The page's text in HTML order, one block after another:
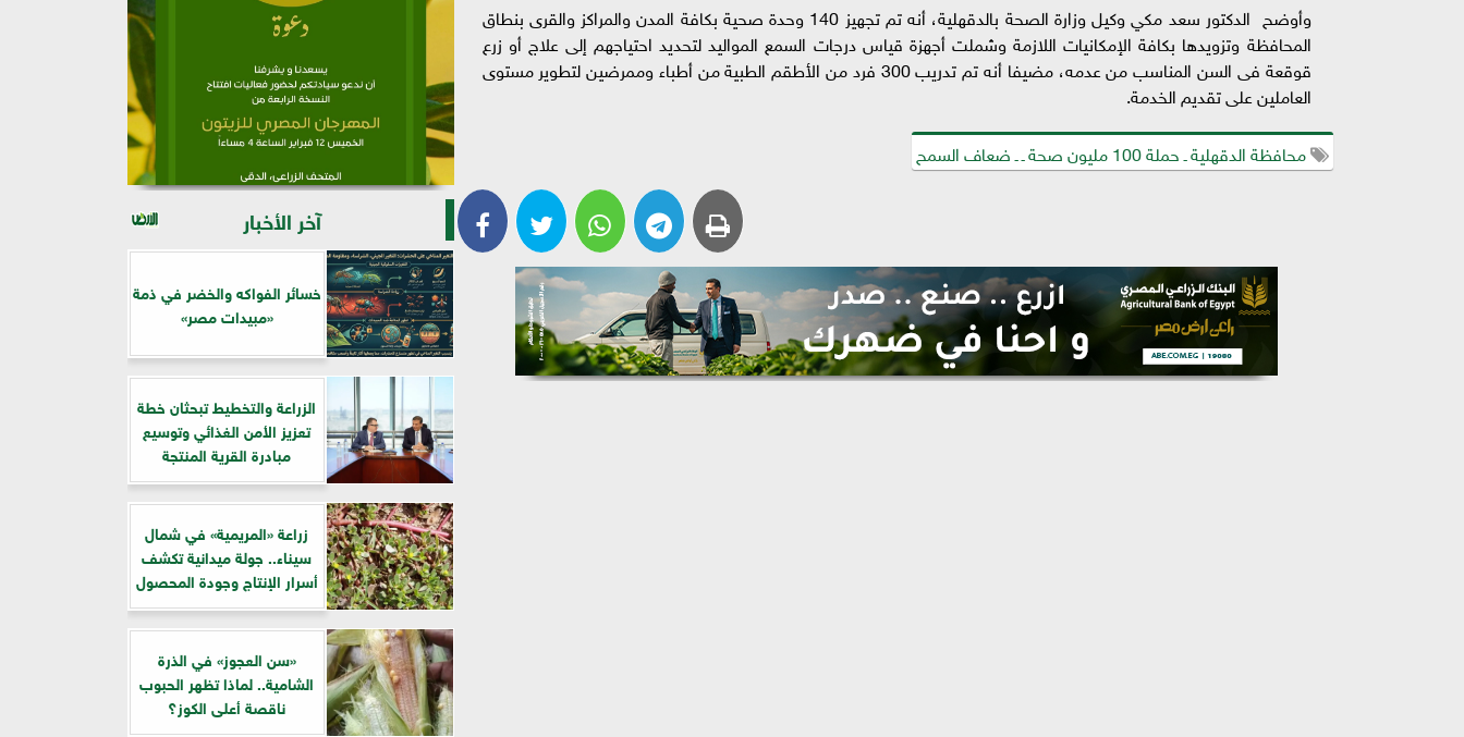
وأوضح الدكتور سعد مكي وكيل وزارة الصحة بالدقهلية، أنه تم تجهيز 140 وحدة صحية بكافة المدن والمراكز والقرى بنطاق
المحافظة وتزويدها بكافة الإمكانيات اللازمة وشملت أجهزة قياس درجات السمع المواليد لتحديد احتياجهم إلى علاج أو زرع
قوقعة فى السن المناسب من عدمه، مضيفا أنه تم تدريب 300 فرد من الأطقم الطبية من أطباء وممرضين لتطوير مستوى
العاملين على تقديم الخدمة.
محافظة الدقهلية ـ حملة 100 مليون صحة ـ ـ ضعاف السمح
آخر الأخبار
خسائر الفواكه والخضر في ذمة
«مبيدات مصر»
الزراعة والتخطيط تبحثان خطة
تعزيز الأمن الغذائي وتوسيع
مبادرة القرية المنتجة
زراعة «المريمية» في شمال
سيناء.. جولة ميدانية تكشف
أسرار الإنتاج وجودة المحصول
«سن العجوز» في الذرة
الشامية.. لماذا تظهر الحبوب
ناقصة أعلى الكوز؟